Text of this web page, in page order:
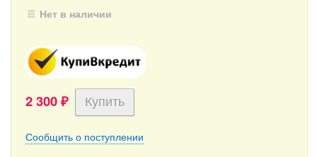
Нет в наличии
2 300 ₽
Сообщить о поступлении